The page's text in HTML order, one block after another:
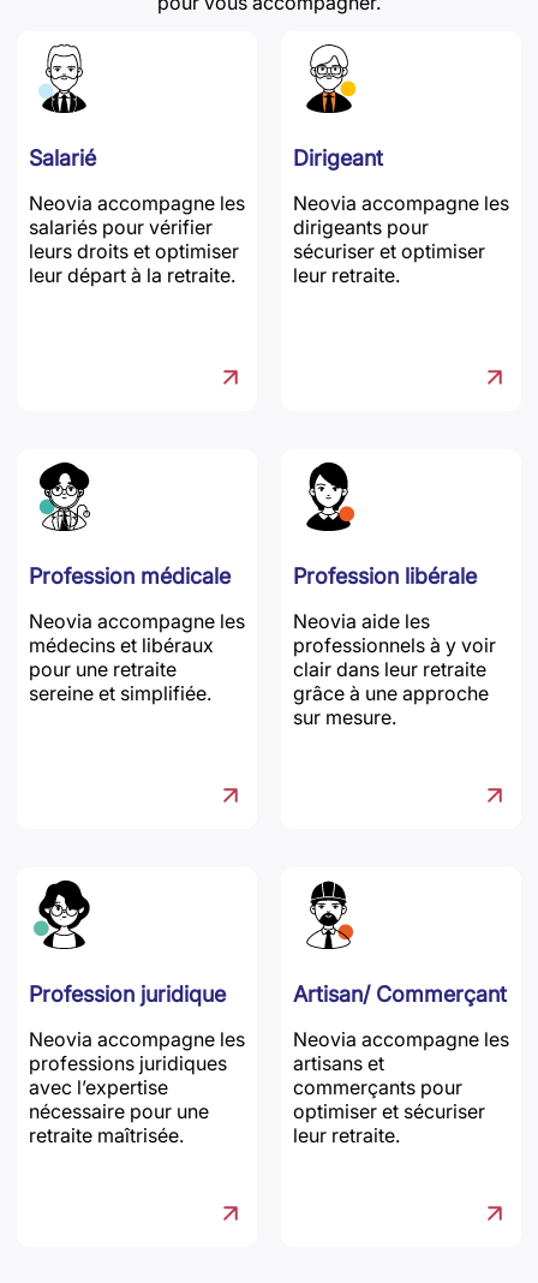
Salarié
Neovia accompagne les
salariés pour vérifier
leurs droits et optimiser
leur départ à la retraite.
Dirigeant
Neovia accompagne les
dirigeants pour
sécuriser et optimiser
leur retraite.
Profession médicale
Neovia accompagne les
médecins et libéraux
pour une retraite
sereine et simplifiée.
Profession libérale
Neovia aide les
professionnels à y voir
clair dans leur retraite
grâce à une approche
sur mesure.
Profession juridique
Neovia accompagne les
professions juridiques
avec l’expertise
nécessaire pour une
retraite maîtrisée.
Artisan/ Commerçant
Neovia accompagne les
artisans et
commerçants pour
optimiser et sécuriser
leur retraite.